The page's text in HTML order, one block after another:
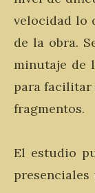
velocidad lo
de la obra.
minutaje de
para
fragmentos.
El estudio